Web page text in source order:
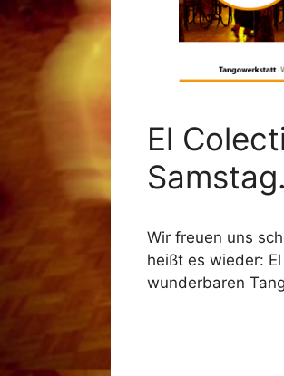
El
Wir freuen uns
heißt es wieder:
wunderbaren